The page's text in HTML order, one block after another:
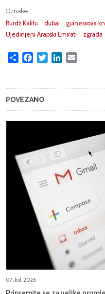
Oznake
Burdž Kalifu
dubai guinessova
Ujedinjeni Arapski Emirati
zgrada
Share FacebookTwitterLinkedIn
POVEZANO
07, kol, 2026